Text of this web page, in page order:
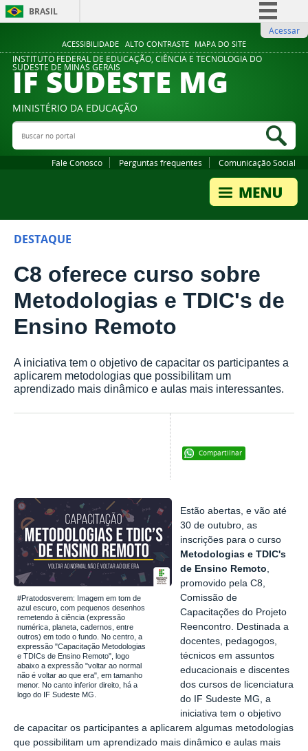
ACESSIBILIDADE ALTO CONTRASTE MAPA DO SITE
BRASIL
Comunica BR
Participe
Legislação
Acessar
INSTITUTO FEDERAL DE EDUCAÇÃO, CIÊNCIA E TECNOLOGIA DO
SUDESTE DE MINAS GERAIS
IF SUDESTE MG
MINISTÉRIO DA EDUCAÇÃO
Buscar no portal
Fale Conosco Perguntas frequentes Comunicação Social
DESTAQUE
C8 oferece curso sobre
Metodologias e TDIC's de
Ensino Remoto
A iniciativa tem o objetivo de capacitar os participantes a
aplicarem metodologias que possibilitam um
aprendizado mais dinâmico e aulas mais interessantes.
Compartilhar
#Pratodosverem: Imagem em tom de
azul escuro, com pequenos desenhos
remetendo à ciência (expressão
numérica, planeta, cadernos, entre
outros) em todo o fundo. No centro, a
expressão "Capacitação Metodologias
e TDICs de Ensino Remoto", logo
abaixo a expressão "voltar ao normal
não é voltar ao que era", em tamanho
menor. No canto inferior direito, há a
logo do IF Sudeste MG.
Estão abertas, e vão até
30 de outubro, as
inscrições para o curso
Metodologias e TDIC's
de Ensino Remoto,
promovido pela C8,
Comissão de
Capacitações do Projeto
Reencontro. Destinada a
docentes, pedagogos,
técnicos em assuntos
educacionais e discentes
dos cursos de licenciatura
do IF Sudeste MG, a
iniciativa tem o objetivo
de capacitar os participantes a aplicarem algumas metodologias
que possibilitam um aprendizado mais dinâmico e aulas mais